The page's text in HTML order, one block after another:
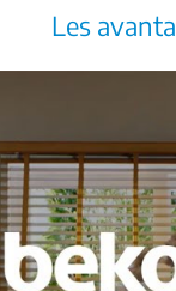
Les